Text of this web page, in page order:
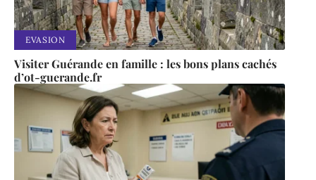
EVASION
Visiter Guérande en famille : les bons plans cachés
d’ot-guerande.fr